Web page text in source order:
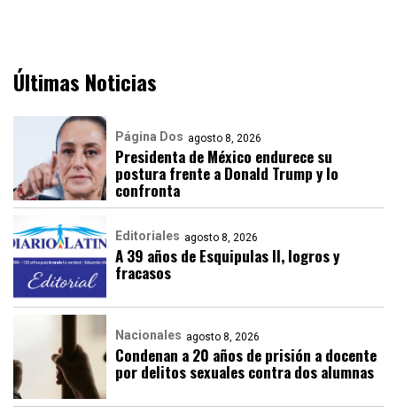
Últimas Noticias
Página Dos agosto 8, 2026
Presidenta de México endurece su
postura frente a Donald Trump y lo
confronta
Editoriales agosto 8, 2026
A 39 años de Esquipulas II, logros y
fracasos
Nacionales agosto 8, 2026
Condenan a 20 años de prisión a docente
por delitos sexuales contra dos alumnas